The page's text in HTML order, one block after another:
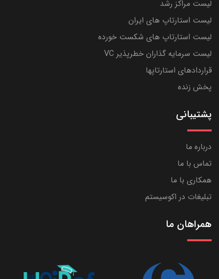
لیست مراکز رشد
لیست استارتاپ های ایران
لیست استارتاپ های شکست خورده
لیست سرمایه گذاران خطرپذیر VC
قراردادهای استارتاپها
پخش زنده
پشتیبانی
درباره ما
تماس با ما
همکاری با ما
تبلیغات در اکوسیستم
همراهان ما